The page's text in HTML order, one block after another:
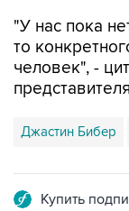
"У нас пока
то
человек", -
Джастин Бибер
Купить